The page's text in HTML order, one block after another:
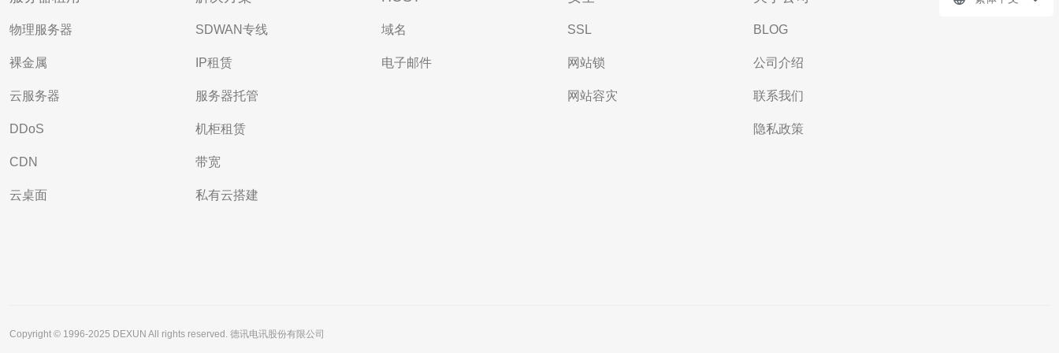
物理服务器
裸金属
云服务器
DDoS
CDN
云桌面
SDWAN专线
IP租赁
服务器托管
机柜租赁
带宽
私有云搭建
域名
电子邮件
SSL
网站锁
网站容灾
BLOG
公司介绍
联系我们
隐私政策
Copyright © 1996-2025 DEXUN All rights reserved. 德讯电讯股份有限公司